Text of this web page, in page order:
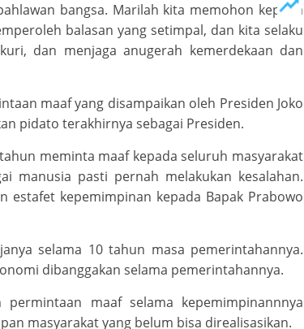
bangsa. Marilah kita memohon kepada
balasan yang setimpal, dan kita selaku
dan menjaga anugerah kemerdekaan dan
maaf yang disampaikan oleh Presiden Joko
pidato terakhirnya sebagai Presiden.
meminta maaf kepada seluruh masyarakat
manusia pasti pernah melakukan kesalahan.
kepemimpinan kepada Bapak Prabowo
selama 10 tahun masa pemerintahannya.
dibanggakan selama pemerintahannya.
maaf selama kepemimpinannnya
masyarakat yang belum bisa direalisasikan.